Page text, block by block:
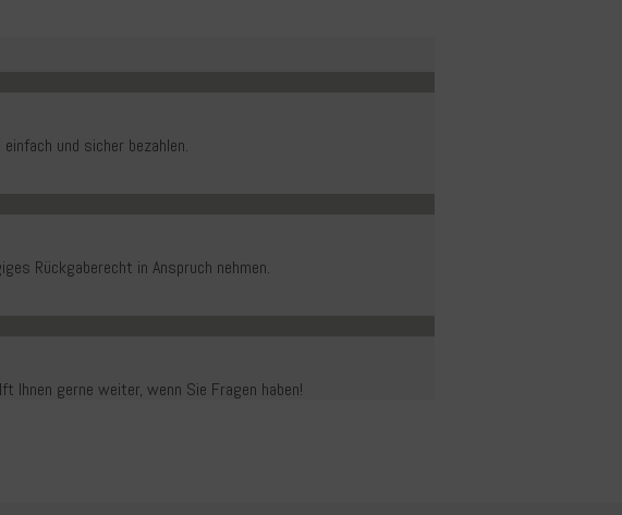
und sicher bezahlen.
Rückgaberecht in Anspruch nehmen.
Ihnen gerne weiter, wenn Sie Fragen haben!